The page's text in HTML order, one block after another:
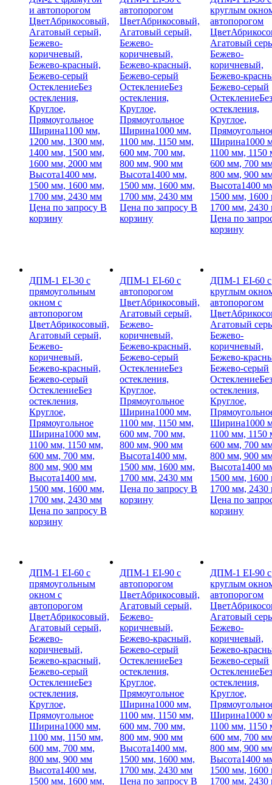
и автопорогом
ЦветАбрикосовый,
Агатовый серый,
Бежево-
коричневый,
Бежево-красный,
Бежево-серый
ОстеклениеБез
остекления,
Круглое,
Прямоугольное
Ширина1100 мм,
1200 мм, 1300 мм,
1400 мм, 1500 мм,
1600 мм, 2000 мм
Высота1400 мм,
1500 мм, 1600 мм,
1700 мм, 2430 мм
Цена по запросу В
корзину
автопорогом
ЦветАбрикосовый,
Агатовый серый,
Бежево-
коричневый,
Бежево-красный,
Бежево-серый
ОстеклениеБез
остекления,
Круглое,
Прямоугольное
Ширина1000 мм,
1100 мм, 1150 мм,
600 мм, 700 мм,
800 мм, 900 мм
Высота1400 мм,
1500 мм, 1600 мм,
1700 мм, 2430 мм
Цена по запросу В
корзину
круглым
автопорогом
Цвет
Агатовый
Бежево-
коричневый,
Бежево-
Бежево-серый
Остекление
остекления,
Круглое,
Ширина1000
1100 мм, 1150
600 мм, 700
800 мм, 900
Высота1400
1500 мм, 1600
1700 мм,
Цена по
корзину
ДПМ-1 EI-30 с
прямоугольным
окном с
автопорогом
ЦветАбрикосовый,
Агатовый серый,
Бежево-
коричневый,
Бежево-красный,
Бежево-серый
ОстеклениеБез
остекления,
Круглое,
Прямоугольное
Ширина1000 мм,
1100 мм, 1150 мм,
600 мм, 700 мм,
800 мм, 900 мм
Высота1400 мм,
1500 мм, 1600 мм,
1700 мм, 2430 мм
Цена по запросу В
корзину
ДПМ-1 EI-60 с
автопорогом
ЦветАбрикосовый,
Агатовый серый,
Бежево-
коричневый,
Бежево-красный,
Бежево-серый
ОстеклениеБез
остекления,
Круглое,
Прямоугольное
Ширина1000 мм,
1100 мм, 1150 мм,
600 мм, 700 мм,
800 мм, 900 мм
Высота1400 мм,
1500 мм, 1600 мм,
1700 мм, 2430 мм
Цена по запросу В
корзину
ДПМ-1 EI-60 с
круглым
автопорогом
Цвет
Агатовый
Бежево-
коричневый,
Бежево-
Бежево-серый
Остекление
остекления,
Круглое,
Ширина1000
1100 мм, 1150
600 мм, 700
800 мм, 900
Высота1400
1500 мм, 1600
1700 мм,
Цена по
корзину
ДПМ-1 EI-60 с
прямоугольным
окном с
автопорогом
ЦветАбрикосовый,
Агатовый серый,
Бежево-
коричневый,
Бежево-красный,
Бежево-серый
ОстеклениеБез
остекления,
Круглое,
Прямоугольное
Ширина1000 мм,
1100 мм, 1150 мм,
600 мм, 700 мм,
800 мм, 900 мм
Высота1400 мм,
1500 мм, 1600 мм,
ДПМ-1 EI-90 с
автопорогом
ЦветАбрикосовый,
Агатовый серый,
Бежево-
коричневый,
Бежево-красный,
Бежево-серый
ОстеклениеБез
остекления,
Круглое,
Прямоугольное
Ширина1000 мм,
1100 мм, 1150 мм,
600 мм, 700 мм,
800 мм, 900 мм
Высота1400 мм,
1500 мм, 1600 мм,
1700 мм, 2430 мм
Цена по запросу В
ДПМ-1 EI-90 с
круглым
автопорогом
Цвет
Агатовый
Бежево-
коричневый,
Бежево-
Бежево-серый
Остекление
остекления,
Круглое,
Ширина1000
1100 мм, 1150
600 мм, 700
800 мм, 900
Высота1400
1500 мм, 1600
1700 мм,